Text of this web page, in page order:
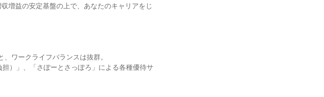
増益の安定基盤の上で、あなたのキャリアをじ
ワークライフバランスは抜群。
）」、「さぽーとさっぽろ」による各種優待サ